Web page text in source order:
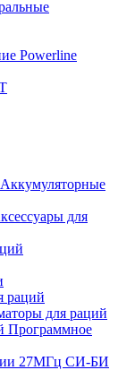
Powerline
Аккумуляторные
для
раций
для раций
Программное
27МГц СИ-БИ